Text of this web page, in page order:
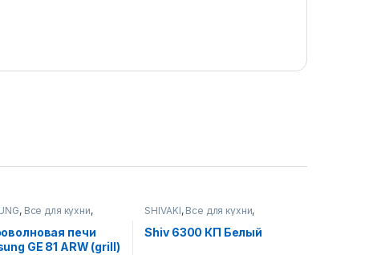
, Все для кухни,
печи
печи
GE 81 ARW (grill)
SHIVAKI, Все для кухни,
Газовые плиты
Shiv 6300 КП Белый